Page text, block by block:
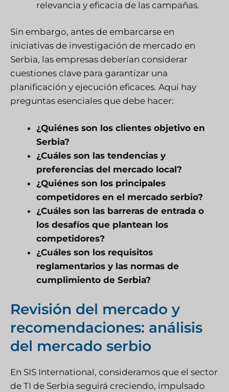
relevancia y eficacia de las campañas.
Sin embargo, antes de embarcarse en
iniciativas de investigación de mercado en
Serbia, las empresas deberían considerar
cuestiones clave para garantizar una
planificación y ejecución eficaces. Aquí hay
preguntas esenciales que debe hacer:
¿Quiénes son los clientes objetivo en
Serbia?
¿Cuáles son las tendencias y
preferencias del mercado local?
¿Quiénes son los principales
competidores en el mercado serbio?
¿Cuáles son las barreras de entrada o
los desafíos que plantean los
competidores?
¿Cuáles son los requisitos
reglamentarios y las normas de
cumplimiento de Serbia?
Revisión del mercado y
recomendaciones: análisis
del mercado serbio
En SIS International, consideramos que el sector
de TI de Serbia seguirá creciendo, impulsado